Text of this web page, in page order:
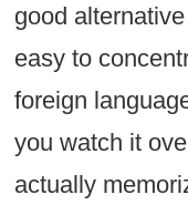
good
easy to
foreign
you watch it
actually